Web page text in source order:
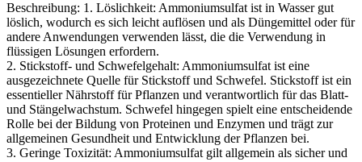
Beschreibung: 1. Löslichkeit: Ammoniumsulfat ist in Wasser gut
löslich, wodurch es sich leicht auflösen und als Düngemittel oder für
andere Anwendungen verwenden lässt, die die Verwendung in
flüssigen Lösungen erfordern.
2. Stickstoff- und Schwefelgehalt: Ammoniumsulfat ist eine
ausgezeichnete Quelle für Stickstoff und Schwefel. Stickstoff ist ein
essentieller Nährstoff für Pflanzen und verantwortlich für das Blatt-
und Stängelwachstum. Schwefel hingegen spielt eine entscheidende
Rolle bei der Bildung von Proteinen und Enzymen und trägt zur
allgemeinen Gesundheit und Entwicklung der Pflanzen bei.
3. Geringe Toxizität: Ammoniumsulfat gilt allgemein als sicher und